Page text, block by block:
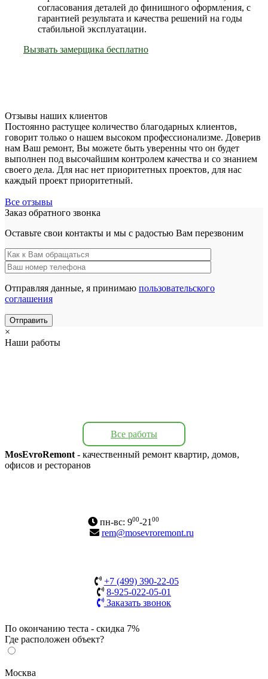
согласования деталей до финишного оформления, с
гарантией результата и качества решений на годы
стабильной эксплуатации.
Вызвать замерщика бесплатно
Отзывы наших клиентов
Постоянно растущее количество благодарных клиентов,
говорит только о нашем высоком профессионализме. Доверив
нам Ваш ремонт, Вы можете быть уверенны что он будет
выполнен под высочайшим контролем качества и со знанием
своего дела. Для нас нет приоритетных проектов, для нас
каждый проект приоритетный.
Все отзывы
Заказ обратного звонка
Оставьте свои контакты и мы с радостью Вам перезвоним
Отправляя данные, я принимаю пользовательского
соглашения
×
Наши работы
Все работы
MosEvroRemont - качественный ремонт квартир, домов,
офисов и ресторанов
пн-вс: 900-21 00
rem@mosevroremont.ru
+7 (499) 390-22-05
8-925-022-05-01
Заказать звонок
По окончанию теста - скидка 7%
Где расположен объект?
Москва